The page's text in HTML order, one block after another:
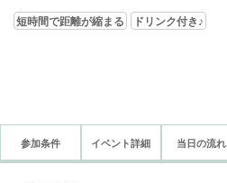
短時間で距離が縮まる ドリンク付き♪
参加条件 イベント詳細 当日の流れ